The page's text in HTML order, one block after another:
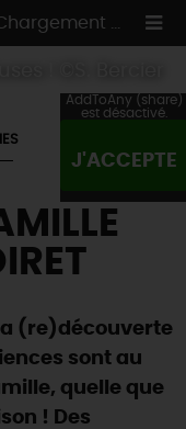
...
IN LOIRET
(re)découverte
sont au
quelle que
! Des
AddToAny (share)
est désactivé.
J'ACCEPTE